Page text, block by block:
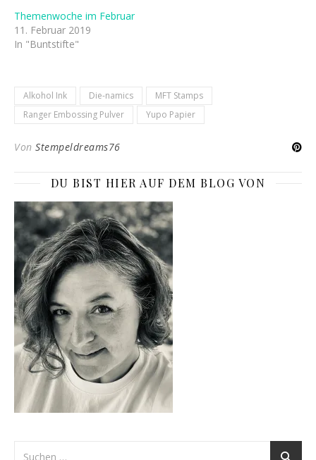
Themenwoche im Februar
11. Februar 2019
In "Buntstifte"
Alkohol Ink Die-namics
MFT Stamps
Ranger Embossing Pulver
Yupo Papier
Von Stempeldreams76
DU BIST HIER AUF DEM BLOG VON